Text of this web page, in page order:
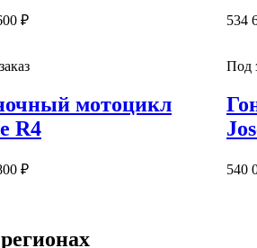
₽ 534
мотоцикл
R4
₽
Под
540